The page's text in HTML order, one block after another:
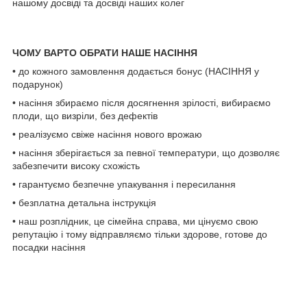
нашому досвіді та досвіді наших колег
ЧОМУ ВАРТО ОБРАТИ НАШЕ НАСІННЯ
• до кожного замовлення додається бонус (НАСІННЯ у
подарунок)
• насіння збираємо після досягнення зрілості, вибираємо
плоди, що визріли, без дефектів
• реалізуємо свіже насіння нового врожаю
• насіння зберігається за певної температури, що дозволяє
забезпечити високу схожість
• гарантуємо безпечне упакування і пересилання
• безплатна детальна інструкція
• наш розплідник, це сімейна справа, ми цінуємо свою
репутацію і тому відправляємо тільки здорове, готове до
посадки насіння